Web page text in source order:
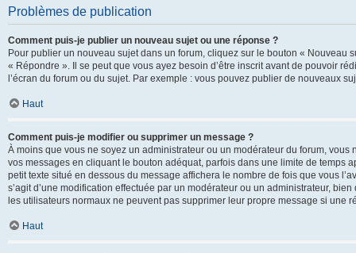
Problèmes de publication
Comment puis-je publier un nouveau sujet ou une réponse ?
Pour publier un nouveau sujet dans un forum, cliquez sur le bouton «
« Répondre ». Il se peut que vous ayez besoin d’être inscrit avant de pouvoir
l’écran du forum ou du sujet. Par exemple : vous pouvez publier de nouveaux
Haut
Comment puis-je modifier ou supprimer un message ?
À moins que vous ne soyez un administrateur ou un modérateur du forum,
vos messages en cliquant le bouton adéquat, parfois dans une limite de temps
petit texte situé en dessous du message affichera le nombre de fois que vous
s’agit d’une modification effectuée par un modérateur ou un administrateur,
les utilisateurs normaux ne peuvent pas supprimer leur propre message si une
Haut